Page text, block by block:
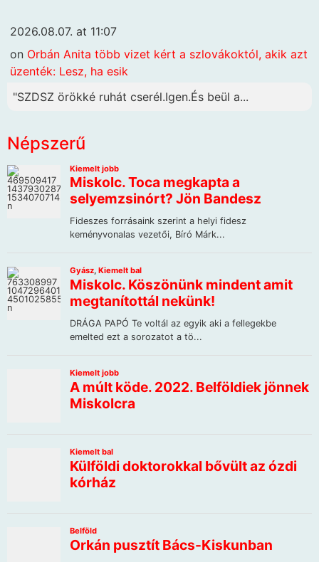
2026.08.07. at 11:07
on Orbán Anita több vizet kért a szlovákoktól, akik azt
üzenték: Lesz, ha esik
"SZDSZ örökké ruhát cserél.Igen.És beül a...
Népszerű